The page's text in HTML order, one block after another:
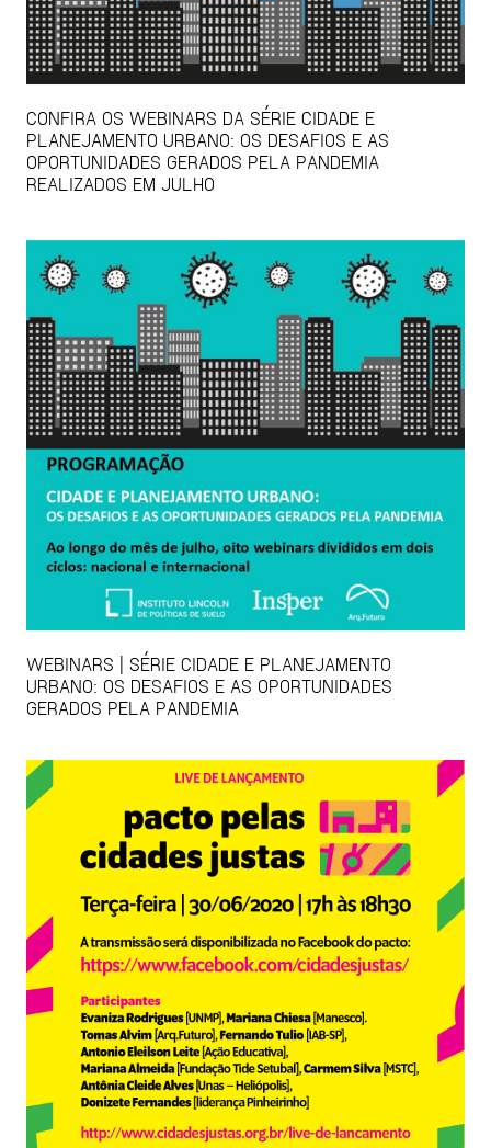
CONFIRA OS WEBINARS DA SÉRIE CIDADE E
PLANEJAMENTO URBANO: OS DESAFIOS E AS
OPORTUNIDADES GERADOS PELA PANDEMIA
REALIZADOS EM JULHO
WEBINARS | SÉRIE CIDADE E PLANEJAMENTO
URBANO: OS DESAFIOS E AS OPORTUNIDADES
GERADOS PELA PANDEMIA